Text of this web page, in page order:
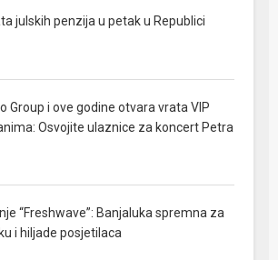
julskih penzija u petak u Republici
Group i ove godine otvara vrata VIP
Osvojite ulaznice za koncert Petra
“Freshwave”: Banjaluka spremna za
i hiljade posjetilaca